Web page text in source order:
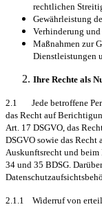
rechtlichen
Gewährleistung
Verhinderung
Maßnahmen zur
Dienstleistungen
Ihre Rechte als
2.1 Jede betroffene
das Recht auf
Art. 17 DSGVO, das
DSGVO sowie das Recht
Auskunftsrecht und
34 und 35 BDSG.
2.1.1 Widerruf von